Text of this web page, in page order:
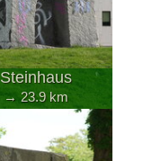
Steinhaus
→ 23.9 km